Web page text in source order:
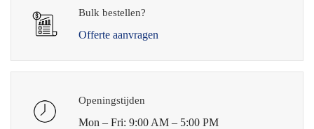
Bulk bestellen?
Offerte aanvragen
Openingstijden
Mon – Fri: 9:00 AM – 5:00 PM